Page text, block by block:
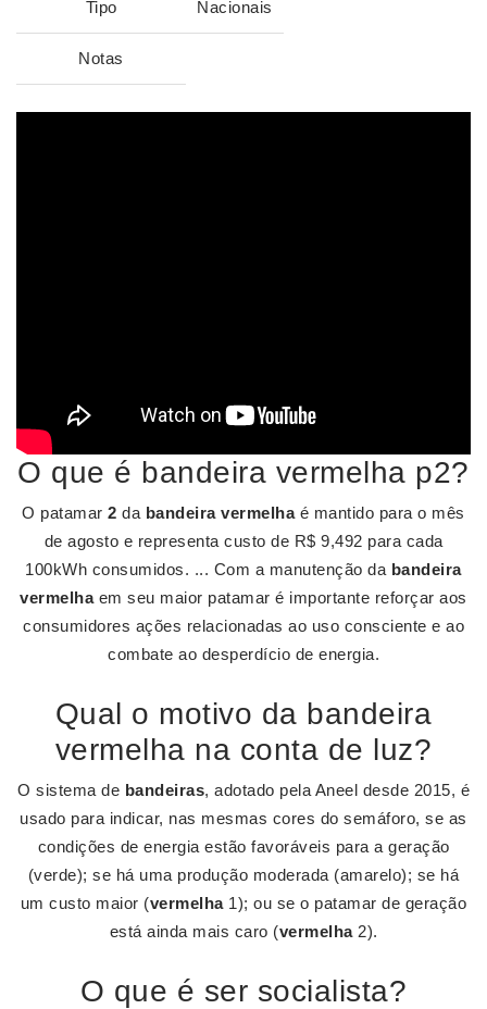
Tipo Nacionais
Notas
O que é bandeira vermelha p2?
O patamar2 da bandeira vermelhaé mantido para o mês
de agosto e representa custo de R$ 9,492 para cada
100kWh consumidos. ... Com a manutenção da bandeira
vermelhaem seu maior patamar é importante reforçar aos
consumidores ações relacionadas ao uso consciente e ao
combate ao desperdício de energia.
Qual o motivo da bandeira
vermelha na conta de luz?
O sistema de bandeiras, adotado pela Aneel desde 2015, é
usado para indicar, nas mesmas cores do semáforo, se as
condições de energia estão favoráveis para a geração
(verde); se há uma produção moderada (amarelo); se há
um custo maior (vermelha1); ou se o patamar de geração
está ainda mais caro (vermelha2).
O que é ser socialista?